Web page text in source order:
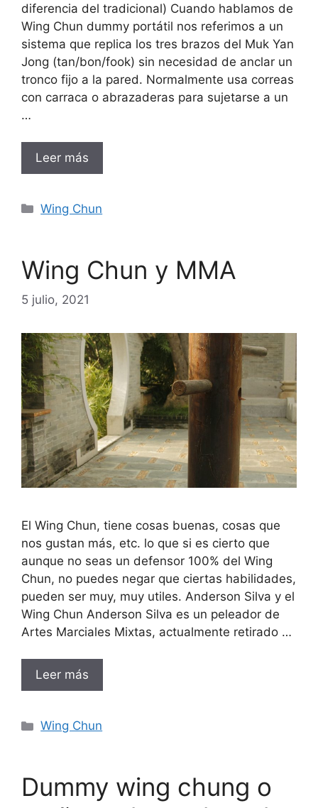
diferencia del tradicional) Cuando hablamos de
Wing Chun dummy portátil nos referimos a un
sistema que replica los tres brazos del Muk Yan
Jong (tan/bon/fook) sin necesidad de anclar un
tronco fijo a la pared. Normalmente usa correas
con carraca o abrazaderas para sujetarse a un
…
Leer más
Categorías
Wing Chun
Wing Chun y MMA
5 julio, 2021
El Wing Chun, tiene cosas buenas, cosas que
nos gustan más, etc. lo que si es cierto que
aunque no seas un defensor 100% del Wing
Chun, no puedes negar que ciertas habilidades,
pueden ser muy, muy utiles. Anderson Silva y el
Wing Chun Anderson Silva es un peleador de
Artes Marciales Mixtas, actualmente retirado …
Leer más
Categorías
Wing Chun
Dummy wing chung o